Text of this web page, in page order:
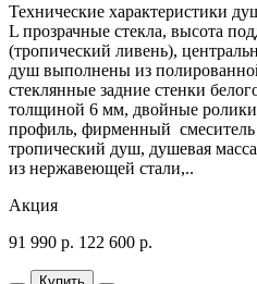
Технические характеристики
L прозрачные стекла, высота
(тропический ливень),
душ выполнены из
стеклянные задние стенки
толщиной 6 мм, двойные
профиль, фирменный смеситель
тропический душ, душевая
из нержавеющей стали,..
Акция
91 990 р. 122 600 р.